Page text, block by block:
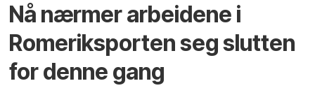
Nå nærmer arbeidene i
Romeriksporten seg slutten
for denne gang